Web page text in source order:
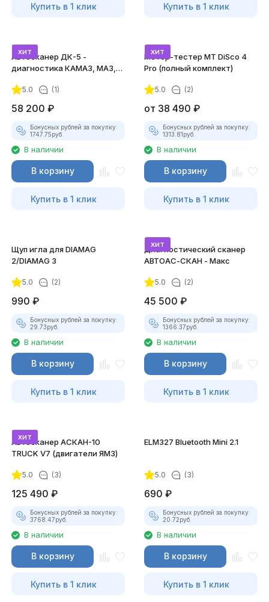
Купить в 1 клик Купить в 1 клик
хит
Автосканер ДК-5 -
диагностика КАМАЗ, МАЗ,
5.0 (1)
58 200 ₽
Бонусных рублей за покупку:
1747.75руб.
В наличии
В корзину
Купить в 1 клик
хит
Мотор-тестер MT DiSco 4
Pro (полный комплект)
5.0 (2)
от 38 490 ₽
Бонусных рублей за покупку:
1313.81руб.
В наличии
В корзину
Купить в 1 клик
Щуп игла для DIAMAG
2/DIAMAG 3
5.0 (2)
990 ₽
Бонусных рублей за покупку:
29.73руб.
В наличии
В корзину
Купить в 1 клик
хит
Диагностический сканер
АВТОАС-СКАН - Макс
5.0 (2)
45 500 ₽
Бонусных рублей за покупку:
1366.37руб.
В наличии
В корзину
Купить в 1 клик
хит
Автосканер АСКАН-10
TRUCK V7 (двигатели ЯМЗ)
5.0 (3)
125 490 ₽
Бонусных рублей за покупку:
3768.47руб.
В наличии
В корзину
Купить в 1 клик
ELM327 Bluetooth Mini 2.1
5.0 (3)
690 ₽
Бонусных рублей за покупку:
20.72руб.
В наличии
В корзину
Купить в 1 клик